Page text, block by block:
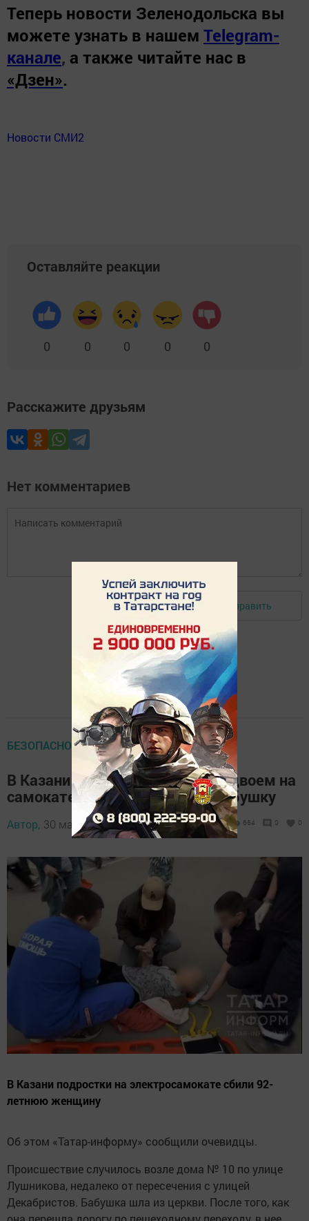
Теперь новости Зеленодольска вы
можете узнать в нашем Telegram-
канале, а также читайте нас в
«Дзен».
Новости СМИ2
Оставляйте реакции
0 0 0 0 0
Расскажите друзьям
Нет комментариев
Авторизоваться Отправить
БЕЗОПАСНОСТЬ НА ДОРОГАХ
В Казани подростки, ехавшие вдвоем на
самокате, сбили 92-летнюю бабушку
Автор, 30 мая 2026 - 10:00 664 0 0
В Казани подростки на электросамокате сбили 92-
летнюю женщину
Об этом «Татар-информу» сообщили очевидцы.
Происшествие случилось возле дома № 10 по улице
Лушникова, недалеко от пересечения с улицей
Декабристов. Бабушка шла из церкви. После того, как